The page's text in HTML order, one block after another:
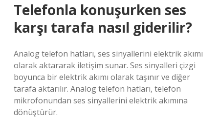
Telefonla konuşurken ses
karşı tarafa nasıl giderilir?
Analog telefon hatları, ses sinyallerini elektrik akımı
olarak aktararak iletişim sunar. Ses sinyalleri çizgi
boyunca bir elektrik akımı olarak taşınır ve diğer
tarafa aktarılır. Analog telefon hatları, telefon
mikrofonundan ses sinyallerini elektrik akımına
dönüştürür.